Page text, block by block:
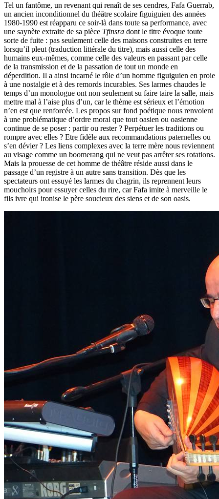
Tel un fantôme, un revenant qui renaît de ses cendres, Fafa Guerrab,
un ancien inconditionnel du théâtre scolaire figuiguien des années
1980-1990 est réapparu ce soir-là dans toute sa performance, avec
une saynète extraite de sa pièce Tfinsra dont le titre évoque toute
sorte de fuite : pas seulement celle des maisons construites en terre
lorsqu’il pleut (traduction littérale du titre), mais aussi celle des
humains eux-mêmes, comme celle des valeurs en passant par celle
de la transmission et de la passation de tout un monde en
déperdition. Il a ainsi incarné le rôle d’un homme figuiguien en proie
à une nostalgie et à des remords incurables. Ses larmes chaudes le
temps d’un monologue ont non seulement su faire taire la salle, mais
mettre mal à l’aise plus d’un, car le thème est sérieux et l’émotion
n’en est que renforcée. Les propos sur fond poétique nous renvoient
à une problématique d’ordre moral que tout oasien ou oasienne
continue de se poser : partir ou rester ? Perpétuer les traditions ou
rompre avec elles ? Etre fidèle aux recommandations paternelles ou
s’en dévier ? Les liens complexes avec la terre mère nous reviennent
au visage comme un boomerang qui ne veut pas arrêter ses rotations.
Mais la prouesse de cet homme de théâtre réside aussi dans le
passage d’un registre à un autre sans transition. Dès que les
spectateurs ont essuyé les larmes du chagrin, ils reprennent leurs
mouchoirs pour essuyer celles du rire, car Fafa imite à merveille le
fils ivre qui ironise le père soucieux des siens et de son oasis.